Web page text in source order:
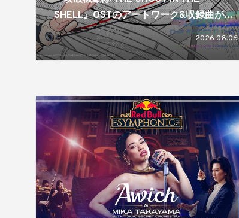
SHELL』OSTのアートワーク&収録曲が公
開!
2026.08.06